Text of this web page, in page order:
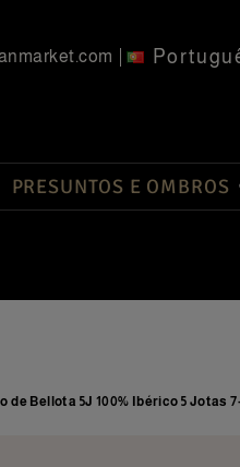
PRESUNTOS E OMBROS
de Bellota 5J 100% Ibérico 5 Jotas